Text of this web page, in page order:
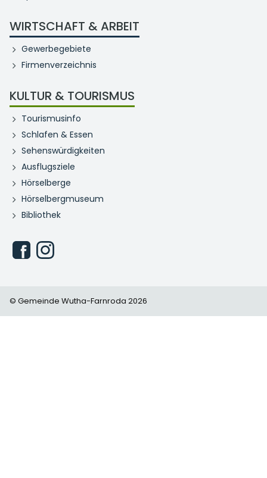
WIRTSCHAFT & ARBEIT
Gewerbegebiete
Firmenverzeichnis
KULTUR & TOURISMUS
Tourismusinfo
Schlafen & Essen
Sehenswürdigkeiten
Ausflugsziele
Hörselberge
Hörselbergmuseum
Bibliothek
© Gemeinde Wutha-Farnroda 2026